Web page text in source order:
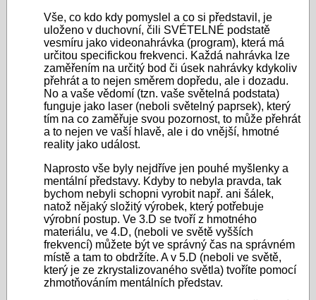
Vše, co kdo kdy pomyslel a co si představil, je
uloženo v duchovní, čili SVÉTELNÉ podstatě
vesmíru jako videonahrávka (program), která má
určitou specifickou frekvenci. Každá nahrávka lze
zaměřením na určitý bod či úsek nahrávky kdykoliv
přehrát a to nejen směrem dopředu, ale i dozadu.
No a vaše vědomí (tzn. vaše světelná podstata)
funguje jako laser (neboli světelný paprsek), který
tím na co zaměřuje svou pozornost, to může přehrát
a to nejen ve vaší hlavě, ale i do vnější, hmotné
reality jako událost.
Naprosto vše byly nejdříve jen pouhé myšlenky a
mentální představy. Kdyby to nebyla pravda, tak
bychom nebyli schopni vyrobit např. ani šálek,
natož nějaký složitý výrobek, který potřebuje
výrobní postup. Ve 3.D se tvoří z hmotného
materiálu, ve 4.D, (neboli ve světě vyšších
frekvencí) můžete být ve správný čas na správném
místě a tam to obdržíte. A v 5.D (neboli ve světě,
který je ze zkrystalizovaného světla) tvoříte pomocí
zhmotňováním mentálních představ.